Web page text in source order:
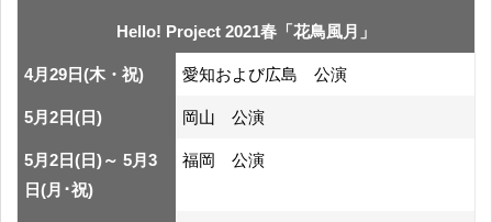
Hello! Project 2021春「花鳥風月」
4月29日(木・祝) 愛知および広島 公演
5月2日(日) 岡山 公演
5月2日(日)～ 5月3
日(月･祝)
福岡 公演